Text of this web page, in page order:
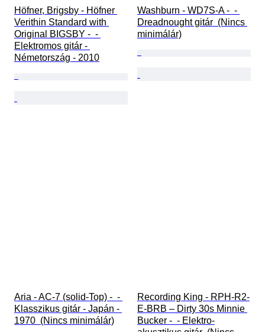
Höfner, Brigsby - Höfner
Verithin Standard with
Original BIGSBY -  -
Elektromos gitár -
Németország - 2010
Washburn - WD7S-A -  -
Dreadnought gitár  (Nincs
minimálár)
Aria - AC-7 (solid-Top) -  -
Klasszikus gitár - Japán -
1970  (Nincs minimálár)
Recording King - RPH-R2-
E-BRB – Dirty 30s Minnie
Bucker -  - Elektro-